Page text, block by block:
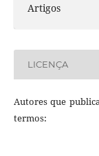
Artigos
LICENÇA
Autores que
termos: